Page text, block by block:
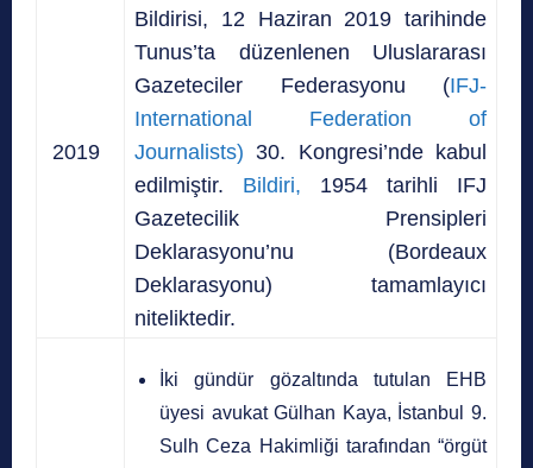
2019
Bildirisi, 12 Haziran 2019 tarihinde
Tunus’ta düzenlenen Uluslararası
Gazeteciler Federasyonu (IFJ-
International Federation of
Journalists) 30. Kongresi’nde kabul
edilmiştir. Bildiri, 1954 tarihli IFJ
Gazetecilik Prensipleri
Deklarasyonu’nu (Bordeaux
Deklarasyonu) tamamlayıcı
niteliktedir.
İki gündür gözaltında tutulan EHB
üyesi avukat Gülhan Kaya, İstanbul 9.
Sulh Ceza Hakimliği tarafından “örgüt